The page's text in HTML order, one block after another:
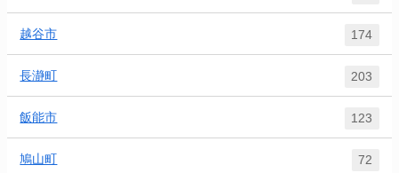
越谷市 174
長瀞町 203
飯能市 123
鳩山町 72